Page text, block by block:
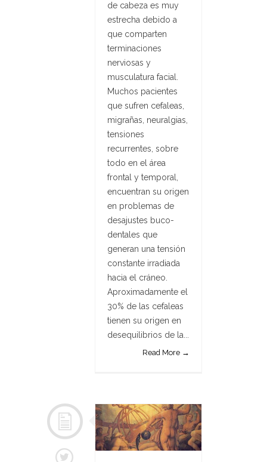
de cabeza es muy
estrecha debido a
que comparten
terminaciones
nerviosas y
musculatura facial.
Muchos pacientes
que sufren cefaleas,
migrañas, neuralgias,
tensiones
recurrentes, sobre
todo en el área
frontal y temporal,
encuentran su origen
en problemas de
desajustes buco-
dentales que
generan una tensión
constante irradiada
hacia el cráneo.
Aproximadamente el
30% de las cefaleas
tienen su origen en
desequilibrios de la...
Read More →